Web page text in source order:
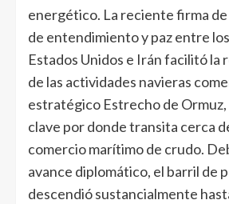
energético. La reciente firma
de entendimiento y paz entre
Estados Unidos e Irán facilitó
de las actividades navieras
estratégico Estrecho de Ormuz,
clave por donde transita cerca
comercio marítimo de crudo.
avance diplomático, el barril de
descendió sustancialmente